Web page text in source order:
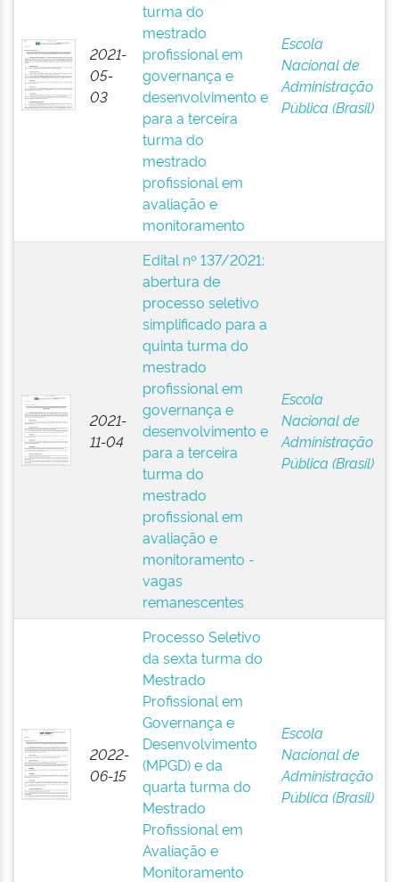
2021-
05-
03
turma do
mestrado
profissional em
governança e
desenvolvimento e
para a terceira
turma do
mestrado
profissional em
avaliação e
monitoramento
Escola
Nacional de
Administração
Pública (Brasil)
2021-
11-04
Edital nº 137/2021:
abertura de
processo seletivo
simplificado para a
quinta turma do
mestrado
profissional em
governança e
desenvolvimento e
para a terceira
turma do
mestrado
profissional em
avaliação e
monitoramento -
vagas
remanescentes
Escola
Nacional de
Administração
Pública (Brasil)
2022-
06-15
Processo Seletivo
da sexta turma do
Mestrado
Profissional em
Governança e
Desenvolvimento
(MPGD) e da
quarta turma do
Mestrado
Profissional em
Avaliação e
Monitoramento
Escola
Nacional de
Administração
Pública (Brasil)